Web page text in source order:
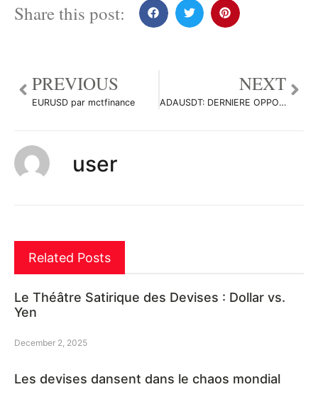
Share this post:
PREVIOUS
EURUSD par mctfinance
NEXT
ADAUSDT: DERNIERE OPPORTUNITÉ POUR TENTER CARDANO?… par Flying_to_Jupiter
user
Related Posts
Le Théâtre Satirique des Devises : Dollar vs.
Yen
December 2, 2025
Les devises dansent dans le chaos mondial